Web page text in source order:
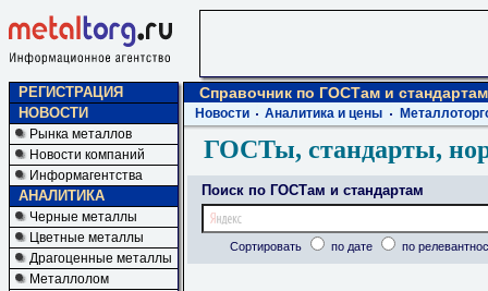
РЕГИСТРАЦИЯ
НОВОСТИ
Рынка металлов
Новости компаний
Информагентства
АНАЛИТИКА
Черные металлы
Цветные металлы
Драгоценные металлы
Металлолом
Справочник по ГОСТам и стандартам
Новости Аналитика и цены
ГОСТы, стандарты,
Поиск по ГОСТам и стандартам
Сортировать по дате по